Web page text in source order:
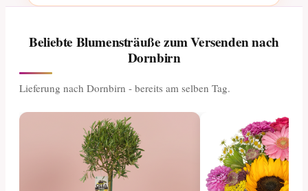
Beliebte Blumensträuße zum Versenden nach
Dornbirn
Lieferung nach Dornbirn - bereits am selben Tag.